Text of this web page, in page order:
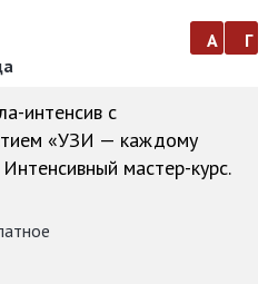
а г
интенсив с
«УЗИ — каждому
мастер-курс.